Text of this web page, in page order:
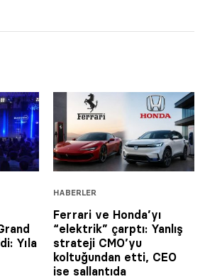
Yıla
HABERLER
Ferrari ve Honda’yı
“elektrik” çarptı: Yanlış
strateji CMO’yu
koltuğundan etti, CEO
ise sallantıda